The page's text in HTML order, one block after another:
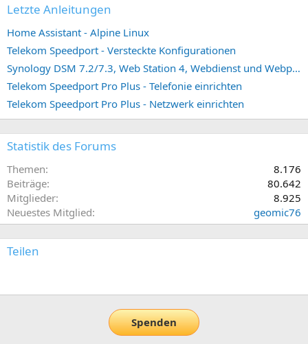
Letzte Anleitungen
Home Assistant - Alpine Linux
Telekom Speedport - Versteckte Konfigurationen
Synology DSM 7.2/7.3, Web Station 4, Webdienst und Webportal erstellen (ehemals vHost)
Telekom Speedport Pro Plus - Telefonie einrichten
Telekom Speedport Pro Plus - Netzwerk einrichten
Statistik des Forums
Themen
8.176
Beiträge
80.642
Mitglieder
8.925
Neuestes Mitglied
geomic76
Teilen
Spenden